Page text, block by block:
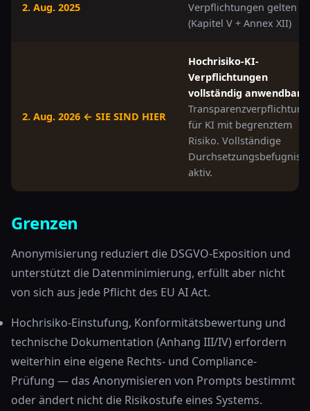
2. Aug. 2025
Verpflichtungen gelten
(Kapitel V + Annex XII)
2. Aug. 2026 ← SIE SIND HIER
Hochrisiko-KI-
Verpflichtungen
vollständig anwendbar.
für KI mit begrenztem
Risiko. Vollständige
aktiv.
Grenzen
Anonymisierung reduziert die DSGVO-Exposition und
unterstützt die Datenminimierung, erfüllt aber nicht
von sich aus jede Pflicht des EU AI Act.
Hochrisiko-Einstufung, Konformitätsbewertung und
technische Dokumentation (Anhang III/IV) erfordern
weiterhin eine eigene Rechts- und Compliance-
Prüfung — das Anonymisieren von Prompts bestimmt
oder ändert nicht die Risikostufe eines Systems.